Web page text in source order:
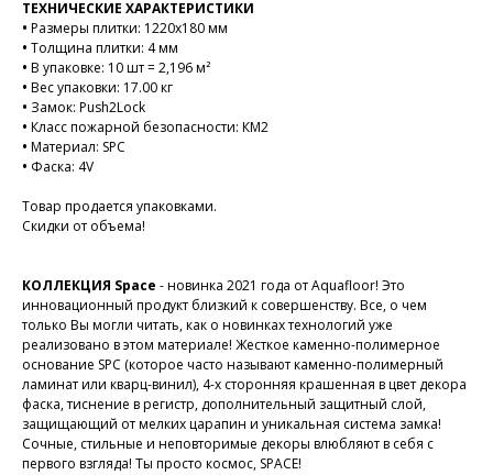
ТЕХНИЧЕСКИЕ ХАРАКТЕРИСТИКИ
• Размеры плитки: 1220х180 мм
• Толщина плитки: 4 мм
• В упаковке: 10 шт = 2,196 м²
• Вес упаковки: 17.00 кг
• Замок: Push2Lock
• Класс пожарной безопасности: КМ2
• Материал: SPC
• Фаска: 4V
Товар продается упаковками.
Скидки от объема!
КОЛЛЕКЦИЯ Space - новинка 2021 года от Aquafloor! Это
инновационный продукт близкий к совершенству. Все, о чем
только Вы могли читать, как о новинках технологий уже
реализовано в этом материале! Жесткое каменно-полимерное
основание SPC (которое часто называют каменно-полимерный
ламинат или кварц-винил), 4-х сторонняя крашенная в цвет декора
фаска, тиснение в регистр, дополнительный защитный слой,
защищающий от мелких царапин и уникальная система замка!
Сочные, стильные и неповторимые декоры влюбляют в себя с
первого взгляда! Ты просто космос, SPACE!